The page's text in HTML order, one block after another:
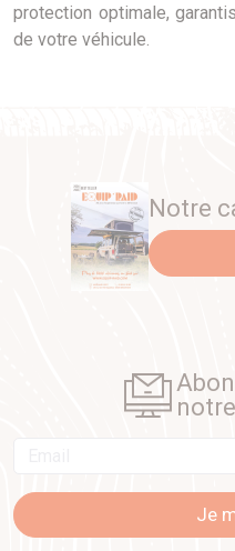
protection optimale,
de votre véhicule.
Notre
Je